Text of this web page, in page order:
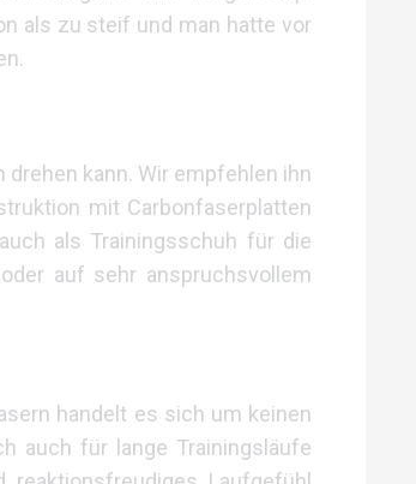
als zu steif und man hatte vor
kann. Wir empfehlen ihn
mit Carbonfaserplatten
als Trainingsschuh für die
auf sehr anspruchsvollem
handelt es sich um keinen
auch für lange Trainingsläufe